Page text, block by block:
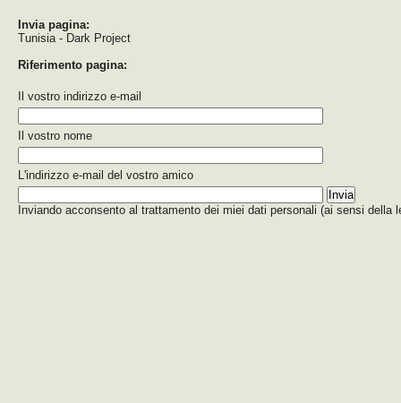
Invia pagina:
Tunisia - Dark Project
Riferimento pagina:
Il vostro indirizzo e-mail
Il vostro nome
L'indirizzo e-mail del vostro amico
Inviando acconsento al trattamento dei miei dati personali (ai sensi della